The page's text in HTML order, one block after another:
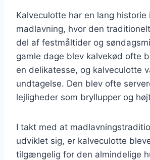
Kalveculotte har en lang historie
madlavning, hvor den
del af festmåltider og
gamle dage blev kalvekød ofte
en delikatesse, og kalveculotte
undtagelse. Den blev ofte
lejligheder som bryllupper og
I takt med at
udviklet sig, er kalveculotte
tilgængelig for den almindelige